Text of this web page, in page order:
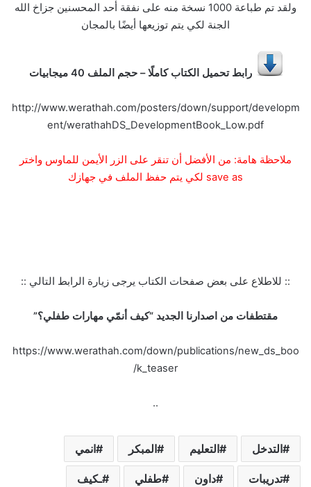
ولقد تم طباعة 1000 نسخة منه على نفقة أحد المحسنين جزاخ الله
الجنة لكي يتم توزيعها أيضًا بالمجان
رابط تحميل الكتاب كاملًا – حجم الملف 40 ميجابيات
http://www.werathah.com/posters/down/support/developm
ent/werathahDS_DevelopmentBook_Low.pdf
ملاحظة هامة: من الأفضل أن تنقر على الزر الأيمن للماوس واختر
save as لكي يتم حفظ الملف في جهازك
:: للاطلاع على بعض صفحات الكتاب يرجى زيارة الرابط التالي ::
مقتطفات من اصدارنا الجديد “كيف أنمّي مهارات طفلي؟”
https://www.werathah.com/down/publications/new_ds_boo
k_teaser/
..
التدخل التعليم المبكر انمي
تدريبات داون طفلي ـكيف